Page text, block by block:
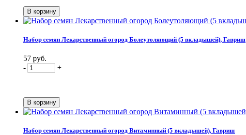
Набор семян Лекарственный огород Болеутоляющий (5 вкладышей), Гавриш
57 руб.
-
+
Набор семян Лекарственный огород Витаминный (5 вкладышей), Гавриш